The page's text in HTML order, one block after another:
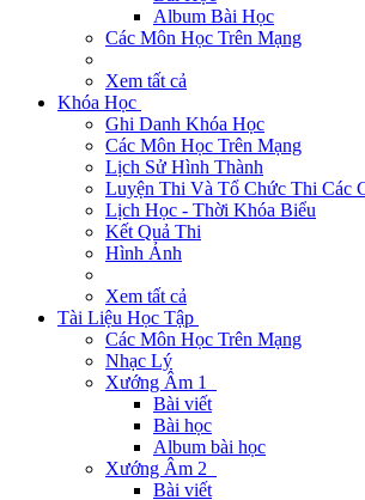
Album Bài Học
Các Môn Học Trên Mạng
Xem tất cả
Khóa Học
Ghi Danh Khóa Học
Các Môn Học Trên Mạng
Lịch Sử Hình Thành
Luyện Thi Và Tổ Chức Thi Các
Lịch Học - Thời Khóa Biểu
Kết Quả Thi
Hình Ảnh
Xem tất cả
Tài Liệu Học Tập
Các Môn Học Trên Mạng
Nhạc Lý
Xướng Âm 1
Bài viết
Bài học
Album bài học
Xướng Âm 2
Bài viết